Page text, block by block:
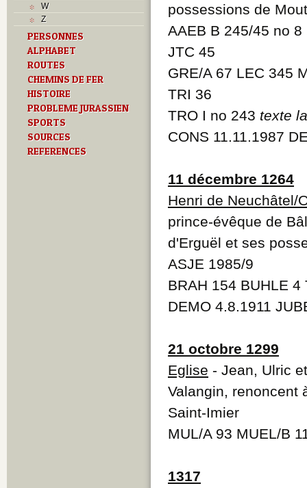
P
Problème jurassien
Q
R
S
T
Textes
U
Z
W
Z
PERSONNES
ALPHABET
ROUTES
CHEMINS DE FER
HISTOIRE
PROBLEME JURASSIEN
SPORTS
SOURCES
REFERENCES
possessions de
AAEB B 245/45 no 8
JTC 45
GRE/A 67 LEC 345
TRI 36
TRO I no 243 texte
CONS 11.11.1987
11 décembre 1264
Henri de Neuchâtel/
prince-évêque de
d'Erguël et ses
ASJE 1985/9
BRAH 154 BUHLE 4
DEMO 4.8.1911
21 octobre 1299
Eglise - Jean, Ulric
Valangin, renoncent
Saint-Imier
MUL/A 93 MUEL/B
1317